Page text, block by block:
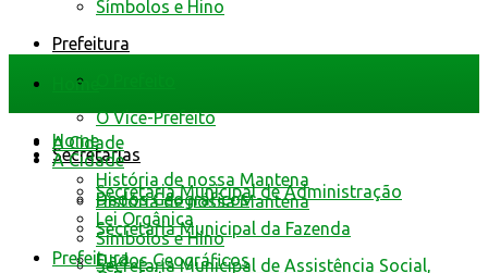
Símbolos e Hino
Prefeitura
O Vice-Prefeito
Secretarias
Secretaria Municipal de Administração
Secretaria Municipal da Fazenda
Secretaria Municipal de Assistência Social,
Home
A Cidade
História de nossa Mantena
Dados Geográficos
Home
A Cidade
História de nossa Mantena
Dados Geográficos
Lei Orgânica
Símbolos e Hino
Prefeitura